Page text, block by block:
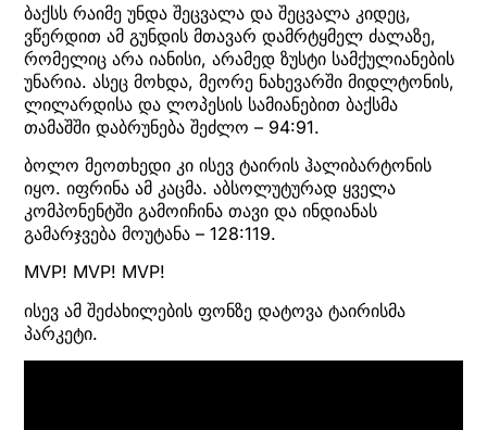
ბაქსს რაიმე უნდა შეცვალა და შეცვალა კიდეც,
ვწერდით ამ გუნდის მთავარ დამრტყმელ ძალაზე,
რომელიც არა იანისი, არამედ ზუსტი სამქულიანების
უნარია. ასეც მოხდა, მეორე ნახევარში მიდლტონის,
ლილარდისა და ლოპესის სამიანებით ბაქსმა
თამაშში დაბრუნება შეძლო – 94:91.
ბოლო მეოთხედი კი ისევ ტაირის ჰალიბარტონის
იყო. იფრინა ამ კაცმა. აბსოლუტურად ყველა
კომპონენტში გამოიჩინა თავი და ინდიანას
გამარჯვება მოუტანა – 128:119.
MVP! MVP! MVP!
ისევ ამ შეძახილების ფონზე დატოვა ტაირისმა
პარკეტი.